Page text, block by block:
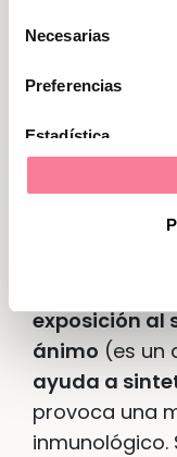
Necesarias
Preferencias
Estadística
guardería y
una hora fija,
adaptación
Ya hemos
biológicos.
exposición al
ánimo (es un
ayuda a
provoca una
inmunológico.